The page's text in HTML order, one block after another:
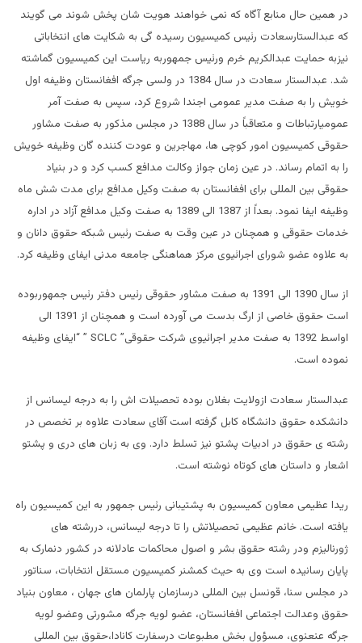
در همین حال منابع آگاه که نمی خواهند هویت شان پخش شوند می گویند
که عبدالستارسعادت رئیس کمیسیون رسیده گی به شکایت های انتخاباتی
نیزبه حمایت عبدالکریم خرم ورئیس جمهوربه ریاست این کمیسیون گماشته
شد. عبدالستار سعادت در سال 1384 در ولسی جرگه افغانستان وظیفه اول
خویش را به صفت مدیر عمومی اجندا شروع کرد، سپس به صفت آمر
عمومیارتباطات و متعاقباً در سال 1388 در مجلس مذکور به صفت مشاور
حقوقی کمیسیون امور کوچی ها، مهاجرین و عودت کننده گان وظیفه خویش
را به اتمام رساند. در عین زمان جواز وکالت مدافع کسب کرد و در بنیاد
حقوقی بین المللی برای افغانستان به صفت وکیل مدافع برای مدت شش ماه
وظیفه ایفا نمود. بعداً از 1387 الی 1389 به صفت وکیل مدافع آزاد در اداره
خدمات حقوقی و همچنان در عین وقت به صفت رئیس شبکه حقوق دانان و
به علاوه عضو شورای اجرائیوی مرکز هماهنگی جامعه مدنی ایفای وظیفه کرد.
از سال 1390 الی 1391 به صفت مشاور حقوقی رئیس دفتر رئیس جمهوربوده
است حقوق خاصی از ارگ بدست می آورده است و همچنان از 1391 الی
اواسط 1392 به صفت مدیر اجرائیوی شرکت حقوقی” SCLC ” “ایفای وظیفه
نموده است.
عبدالستار سعادت ازولایت بغلان بوده تحصیلات اش را به درجه لیسانس از
دانشکده حقوق دانشگاه کابل گرفته است آقای سعادت علاوه بر تخصص در
رشته ی حقوق در ادبیات پشتو نیز تسلط دارد. وی به زبان های دری و پشتو
اشعار و داستان های کوتاه نوشته است.
ریدا عظیمی معاون کمیسیون به پشتیبانی رئیس جمهور به این کمیسیون راه
یافته است. خانم عظیمی تحصیلاتش را تا درجه لیسانس، دررشته های
ژورنالیزم ودر رشته حقوق بشر و اصول محاکمات عادلانه در کشور دنمارک به
پایان رسانیده است وی به حیث کمشنر کمیسیون مستقل انتخابات، سناتور
در مجلس سنا، قونسل بین المللی درسازمان پارلمان های جهان ، معاون بنیاد
حقوق وعدالت اجتماعی افغانستان، عضو لویه جرگه مشورتی وعضو لویه
جرگه عنعنوی، مسؤول بخش مطبوعات درسفارت کانادا،حقوق بین المللی